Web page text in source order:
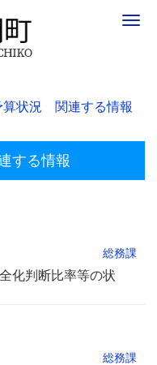
状況 関連する情報
する情報
総務課
化判断比率等の状
総務課